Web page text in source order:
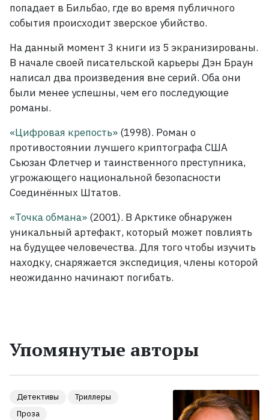
попадает в Бильбао, где во время публичного
события происходит зверское убийство.
На данный момент 3 книги из 5 экранизированы.
В начале своей писательской карьеры Дэн Браун
написал два произведения вне серий. Оба они
были менее успешны, чем его последующие
романы.
«Цифровая крепость» (1998). Роман о
противостоянии лучшего криптографа США
Сьюзан Флетчер и таинственного преступника,
угрожающего национальной безопасности
Соединённых Штатов.
«Точка обмана» (2001). В Арктике обнаружен
уникальный артефакт, который может повлиять
на будущее человечества. Для того чтобы изучить
находку, снаряжается экспедиция, члены которой
неожиданно начинают погибать.
Упомянутые авторы
Детективы
Триллеры
Проза